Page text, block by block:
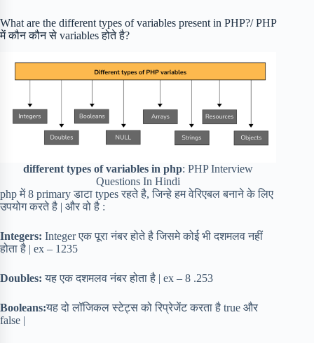
What are the different types of variables present in PHP?/ PHP
में कौन कौन से variables होते है?
different types of variables in php: PHP Interview
Questions In Hindi
php में 8 primary डाटा types रहते है, जिन्हे हम वेरिएबल बनाने के लिए
उपयोग करते है | और वो है :
Integers: Integer एक पूरा नंबर होते है जिसमे कोई भी दशमलव नहीं
होता है | ex – 1235
Doubles: यह एक दशमलव नंबर होता है | ex – 8 .253
Booleans:यह दो लॉजिकल स्टेट्स को रिप्रेजेंट करता है true और
false |